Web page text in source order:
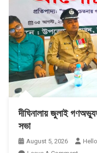
দীঘিনালায় জুলাই
সভা
August 5, 2026